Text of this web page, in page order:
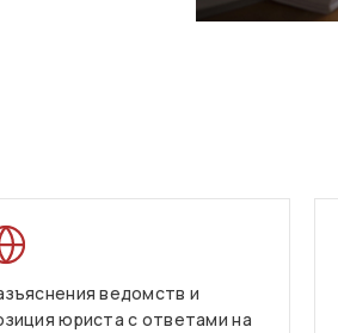
ведомств и
юриста с ответами на